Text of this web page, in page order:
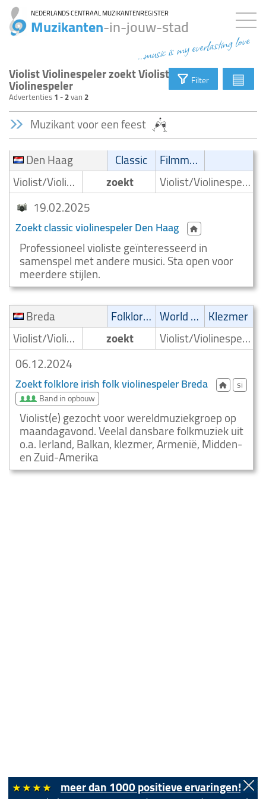
NEDERLANDS CENTRAAL MUZIKANTENREGISTER
Muzikanten-in-jouw-stad
...music is my everlasting love
Violist Violinespeler zoekt Violist
Violinespeler
Advertenties1 - 2van2
Filter ▤
Muzikant voor een feest
Den Haag
Classic
Filmmuziek
Violist/Violinespeler
zoekt
Violist/Violinespeler
19.02.2025
Zoekt classic violinespeler Den Haag
Professioneel violiste geïnteresseerd in
samenspel met andere musici. Sta open voor
meerdere stijlen.
Breda
Folklore/Irish folk World music Klezmer
Violist/Violinespeler
zoekt
Violist/Violinespeler
06.12.2024
Zoekt folklore irish folk violinespeler Breda
si
Band in opbouw
Violist(e) gezocht voor wereldmuziekgroep op
maandagavond. Veelal dansbare folkmuziek uit
o.a. Ierland, Balkan, klezmer, Armenië, Midden-
en Zuid-Amerika
meer dan 1000 positieve ervaringen!